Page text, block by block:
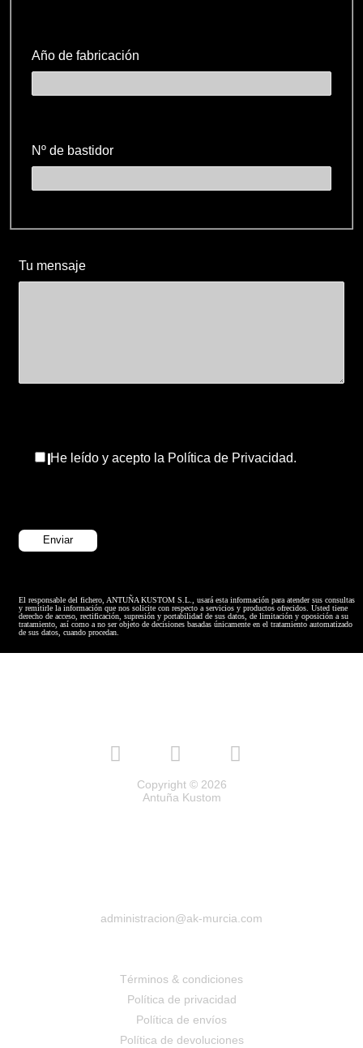
Año de fabricación
Nº de bastidor
Tu mensaje
He leído y acepto la Política de Privacidad.
El responsable del fichero, ANTUÑA KUSTOM S.L., usará esta información para atender sus consultas
y remitirle la información que nos solicite con respecto a servicios y productos ofrecidos. Usted tiene
derecho de acceso, rectificación, supresión y portabilidad de sus datos, de limitación y oposición a su
tratamiento, así como a no ser objeto de decisiones basadas únicamente en el tratamiento automatizado
de sus datos, cuando procedan.
Copyright © 2026
Antuña Kustom
administracion@ak-murcia.com
Términos & condiciones
Política de privacidad
Política de envíos
Política de devoluciones